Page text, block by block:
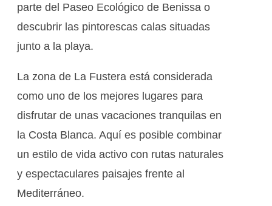
parte del Paseo Ecológico de Benissa o
descubrir las pintorescas calas situadas
junto a la playa.
La zona de La Fustera está considerada
como uno de los mejores lugares para
disfrutar de unas vacaciones tranquilas en
la Costa Blanca. Aquí es posible combinar
un estilo de vida activo con rutas naturales
y espectaculares paisajes frente al
Mediterráneo.